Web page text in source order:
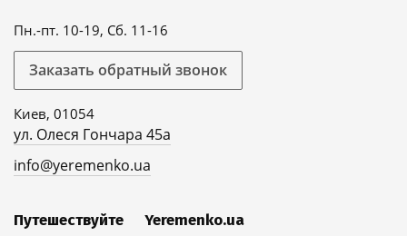
Пн.-пт. 10-19, Сб. 11-16
Заказать обратный звонок
Киев, 01054
ул. Олеся Гончара 45а
info@yeremenko.ua
Путешествуйте Yeremenko.ua